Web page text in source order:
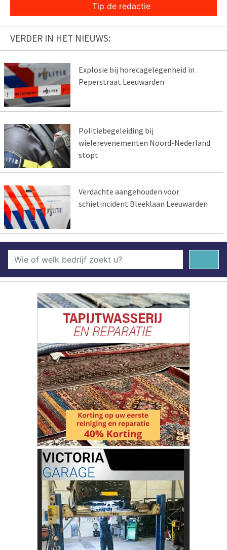
Tip de redactie
VERDER IN HET NIEUWS:
Explosie bij horecagelegenheid in
Peperstraat Leeuwarden
Politiebegeleiding bij
wielerevenementen Noord-Nederland
stopt
Verdachte aangehouden voor
schietincident Bleeklaan Leeuwarden